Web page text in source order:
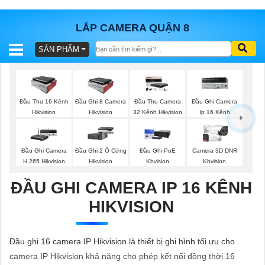
LẮP CAMERA QUẬN 8
BÁO
TRỌN
GÓI
SẢN
VẤN
SẢN PHẨM
Đầu Thu 16 Kênh
Hikvision
Đầu Ghi 8 Camera
Hikvision
Đầu Thu Camera
32 Kênh Hikvision
Đầu Ghi Camera
Ip 16 Kênh
Đầu Ghi Camera
H.265 Hikvision
Đầu Ghi 2 Ổ Cứng
Hikvision
Đầu Ghi PoE
Kbvision
Camera 3D DNR
Kbvision
ĐẦU GHI CAMERA IP 16 KÊNH
HIKVISION
Đầu ghi 16 camera IP Hikvision là thiết bị ghi hình tối ưu cho
camera IP Hikvision khả năng cho phép kết nối đồng thời 16